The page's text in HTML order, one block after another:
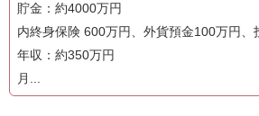
貯金：約4000万円
内終身保険 600万円、外貨預金100万円、
年収：約350万円
月...